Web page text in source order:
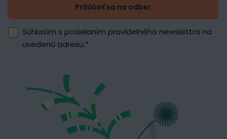
Prihlásiť sa na odber
Súhlasím s posielaním pravidelného newslettra na
uvedenú adresu.*